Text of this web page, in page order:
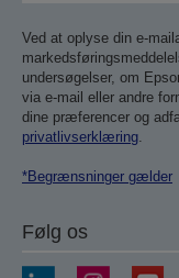
Ved at oplyse din e-
undersøgelser, om
via e-mail eller andre
dine præferencer og
privatlivserklæring.
*Begrænsninger gælder
Følg os